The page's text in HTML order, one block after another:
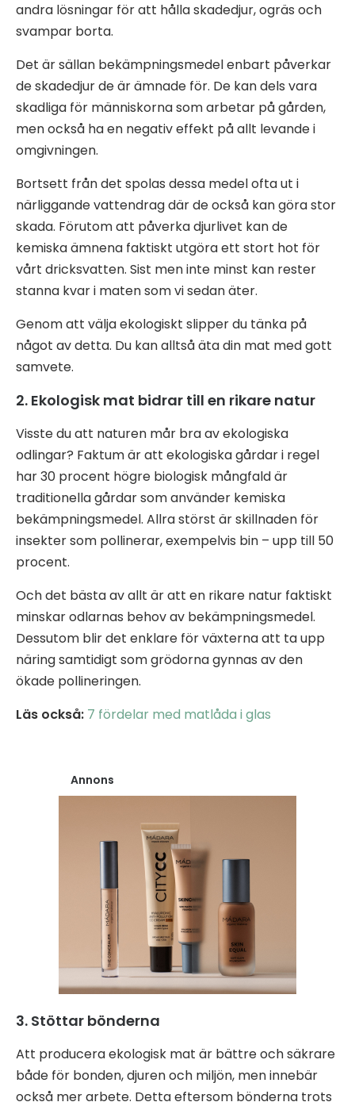
andra lösningar för att hålla skadedjur, ogräs och
svampar borta.
Det är sällan bekämpningsmedel enbart påverkar
de skadedjur de är ämnade för. De kan dels vara
skadliga för människorna som arbetar på gården,
men också ha en negativ effekt på allt levande i
omgivningen.
Bortsett från det spolas dessa medel ofta ut i
närliggande vattendrag där de också kan göra stor
skada. Förutom att påverka djurlivet kan de
kemiska ämnena faktiskt utgöra ett stort hot för
vårt dricksvatten. Sist men inte minst kan rester
stanna kvar i maten som vi sedan äter.
Genom att välja ekologiskt slipper du tänka på
något av detta. Du kan alltså äta din mat med gott
samvete.
2. Ekologisk mat bidrar till en rikare natur
Visste du att naturen mår bra av ekologiska
odlingar? Faktum är att ekologiska gårdar i regel
har 30 procent högre biologisk mångfald är
traditionella gårdar som använder kemiska
bekämpningsmedel. Allra störst är skillnaden för
insekter som pollinerar, exempelvis bin – upp till 50
procent.
Och det bästa av allt är att en rikare natur faktiskt
minskar odlarnas behov av bekämpningsmedel.
Dessutom blir det enklare för växterna att ta upp
näring samtidigt som grödorna gynnas av den
ökade pollineringen.
Läs också: 7 fördelar med matlåda i glas
Annons
3. Stöttar bönderna
Att producera ekologisk mat är bättre och säkrare
både för bonden, djuren och miljön, men innebär
också mer arbete. Detta eftersom bönderna trots